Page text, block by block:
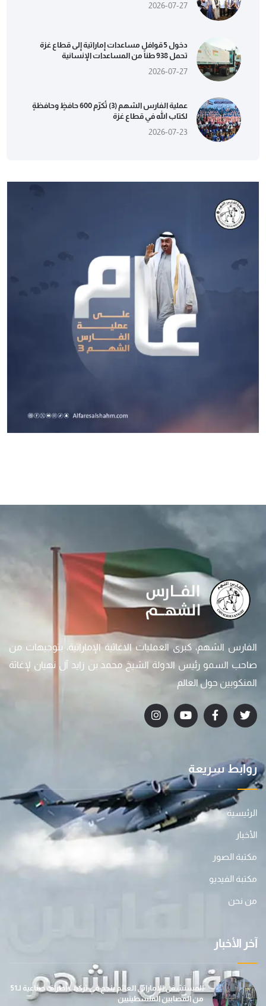
2026-07-27
دخول 5 قوافل مساعدات إماراتية إلى قطاع غزة
تحمل 938 طناً من المساعدات الإنسانية
2026-07-27
عملية الفارس الشهم (3) تُكرّم 600 حافظٍ وحافظةٍ
لكتاب الله في قطاع غزة
2026-07-23
الفارس الشهم، كبرى العمليات الاغاثية الإماراتية، بتوجيهات من
صاحب السمو رئيس الدولة الشيخ محمد بن زايد آل نهيان لإغاثة
المنكوبين حول العالم
روابط سريعة
الرئيسية
الأخبار
مكتبة الصور
مكتبة الفيديو
من نحن
آخر الأخبار
المستشفى الإماراتي العائم ينجح في تركيب أطراف صناعية لـ51
من المصابين الفلسطينيين